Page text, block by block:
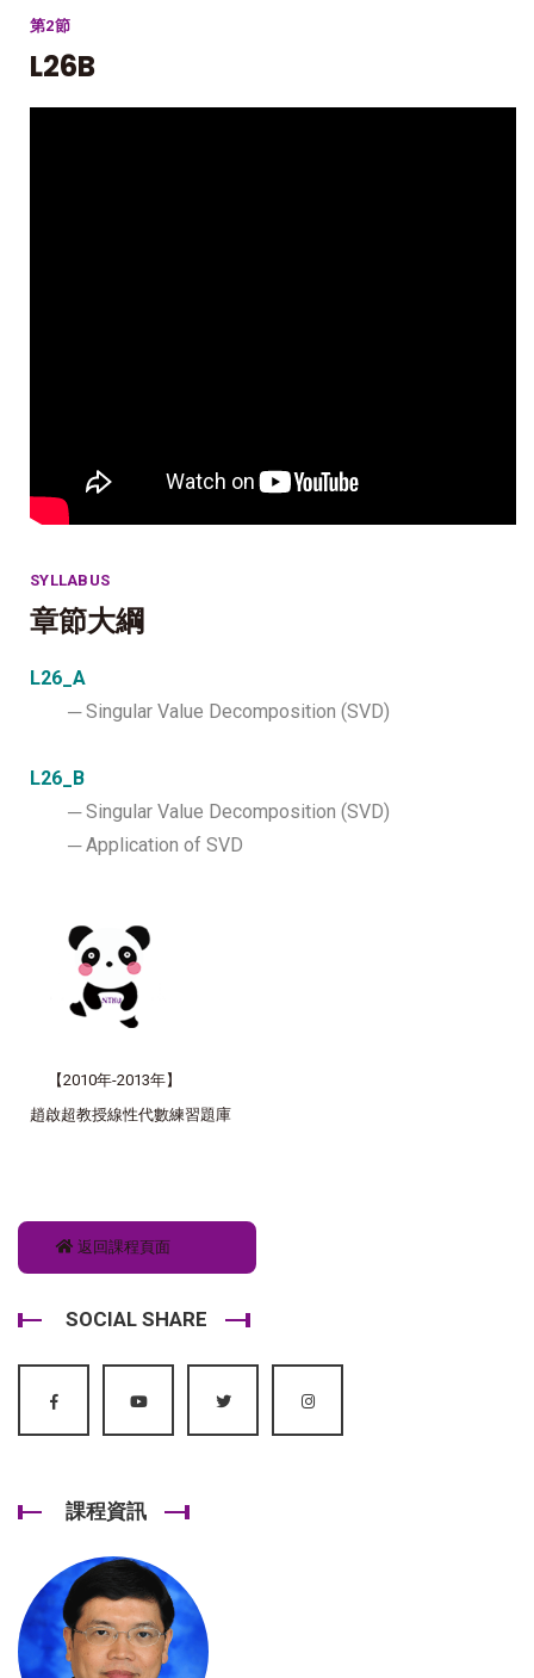
第2節
L26B
SYLLABUS
章節大綱
L26_A
─Singular Value Decomposition (SVD)
L26_B
─ Singular Value Decomposition (SVD)
─ Application of SVD
【2010年-2013年】
趙啟超教授線性代數練習題庫
返回課程頁面
SOCIAL SHARE
課程資訊